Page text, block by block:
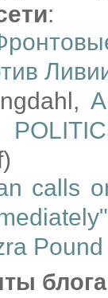
:
calls